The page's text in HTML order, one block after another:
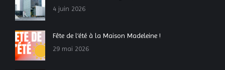
4 juin 2026
Fête de l’été à la Maison Madeleine !
29 mai 2026